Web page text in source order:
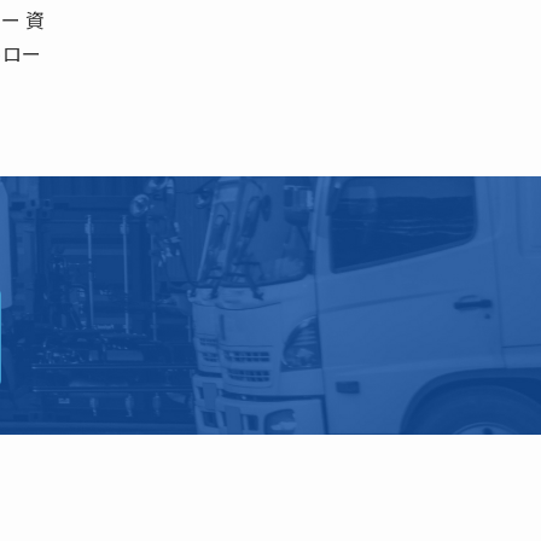
資
ー